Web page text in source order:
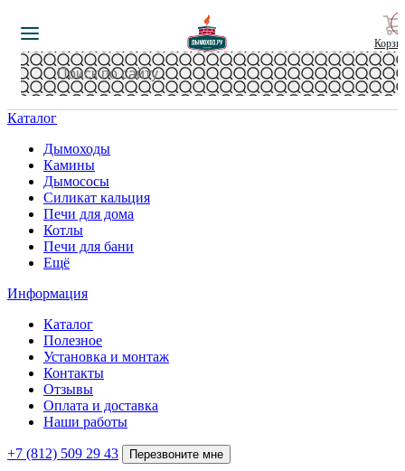
Каталог
Дымоходы
Камины
Дымососы
Силикат кальция
Печи для дома
Котлы
Печи для бани
Ещё
Информация
Каталог
Полезное
Установка и монтаж
Контакты
Отзывы
Оплата и доставка
Наши работы
+7 (812) 509 29 43 Перезвоните мне